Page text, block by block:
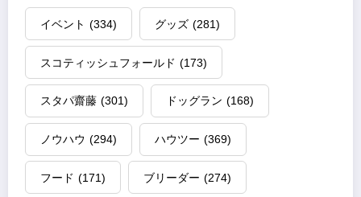
イベント (334) グッズ (281)
スコティッシュフォールド (173)
スタパ齋藤 (301) ドッグラン (168)
ノウハウ (294) ハウツー (369)
フード (171) ブリーダー (274)